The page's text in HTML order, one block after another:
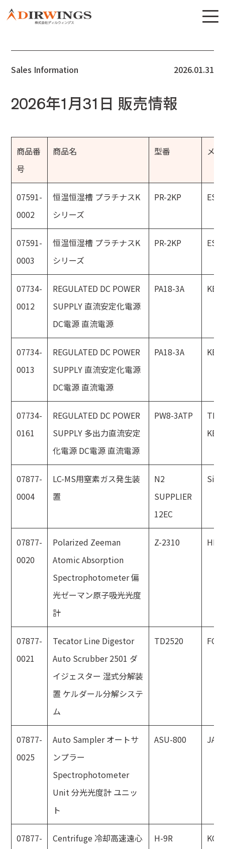
Sales Information 2026.01.31
2026年1月31日 販売情報
商品番
号
商品名 型番 メ
07591-
0002
恒温恒湿槽 プラチナスK
シリーズ
PR-2KP
07591-
0003
恒温恒湿槽 プラチナスK
シリーズ
PR-2KP
07734-
0012
REGULATED DC POWER
SUPPLY 直流安定化電源
DC電源 直流電源
PA18-3A
07734-
0013
REGULATED DC POWER
SUPPLY 直流安定化電源
DC電源 直流電源
PA18-3A
07734-
0161
REGULATED DC POWER
SUPPLY 多出力直流安定
化電源 DC電源 直流電源
PW8-3ATP
07877-
0004
LC-MS用窒素ガス発生装
置
N2
SUPPLIER
12EC
Sic
07877-
0020
Polarized Zeeman
Atomic Absorption
Spectrophotometer 偏
光ゼーマン原子吸光光度
計
Z-2310
07877-
0021
Tecator Line Digestor
Auto Scrubber 2501 ダ
イジェスター 湿式分解装
置 ケルダール分解システ
ム
TD2520
07877-
0025
Auto Sampler オートサ
ンプラー
Spectrophotometer
Unit 分光光度計 ユニッ
ト
ASU-800
07877-
Centrifuge 冷却高速遠心
H-9R